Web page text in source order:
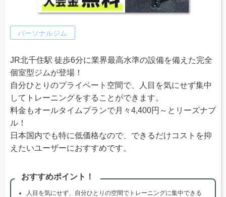
パーソナルジム
JR北千住駅 徒歩6分に業界最高水準の設備を備えた完全
個室型ジムが登場！
自分ひとりのプライベート空間で、人目を気にせず集中
してトレーニングをすることができます。
料金もオールタイムプランで月々4,400円～とリーズナブ
ル！
日本国内でも特に低価格なので、できるだけコストを抑
えたいユーザーにおすすめです。
おすすめポイント！
人目を気にせず、自分ひとりの空間でトレーニングに集中できる